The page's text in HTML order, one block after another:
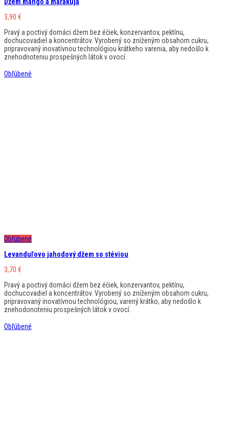
3,90 €
Pravý a poctivý domáci džem bez éčiek, konzervantov, pektínu,
dochucovadiel a koncentrátov. Vyrobený so zníženým obsahom cukru,
pripravovaný inovatívnou technológiou krátkeho varenia, aby nedošlo k
znehodnoteniu prospešných látok v ovocí.
Obľúbené
Obľúbené
Levanduľovo jahodový džem so stéviou
3,70 €
Pravý a poctivý domáci džem bez éčiek, konzervantov, pektínu,
dochucovadiel a koncentrátov. Vyrobený so zníženým obsahom cukru,
pripravovaný inovatívnou technológiou, varený krátko, aby nedošlo k
znehodonoteniu prospešných látok v ovocí.
Obľúbené